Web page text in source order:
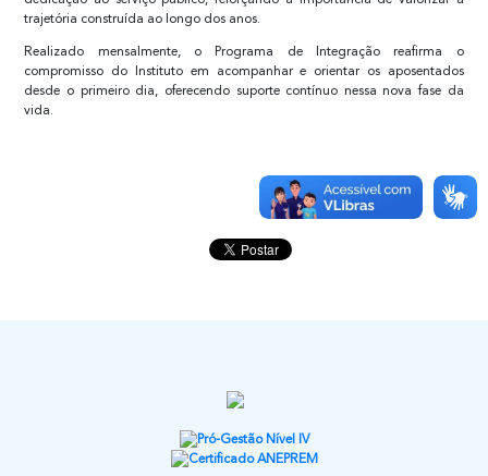
trajetória construída ao longo dos anos.
Realizado mensalmente, o Programa de Integração reafirma o
compromisso do Instituto em acompanhar e orientar os aposentados
desde o primeiro dia, oferecendo suporte contínuo nessa nova fase da
vida.